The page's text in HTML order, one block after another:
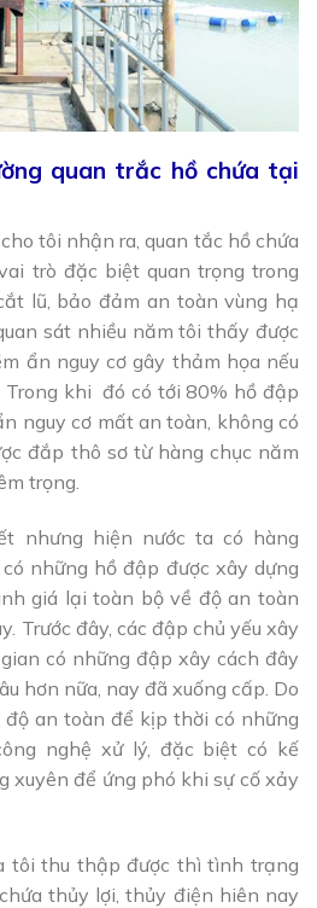
quan trắc hồ chứa tại
tôi nhận ra, quan tắc hồ chứa
trò đặc biệt quan trọng trong
lũ, bảo đảm an toàn vùng hạ
sát nhiều năm tôi thấy được
ẩn nguy cơ gây thảm họa nếu
Trong khi đó có tới 80% hồ đập
nguy cơ mất an toàn, không có
đắp thô sơ từ hàng chục năm
trọng.
nhưng hiện nước ta có hàng
những hồ đập được xây dựng
giá lại toàn bộ về độ an toàn
Trước đây, các đập chủ yếu xây
có những đập xây cách đây
hơn nữa, nay đã xuống cấp. Do
an toàn để kịp thời có những
nghệ xử lý, đặc biệt có kế
xuyên để ứng phó khi sự cố xảy
tôi thu thập được thì tình trạng
thủy lợi, thủy điện hiên nay